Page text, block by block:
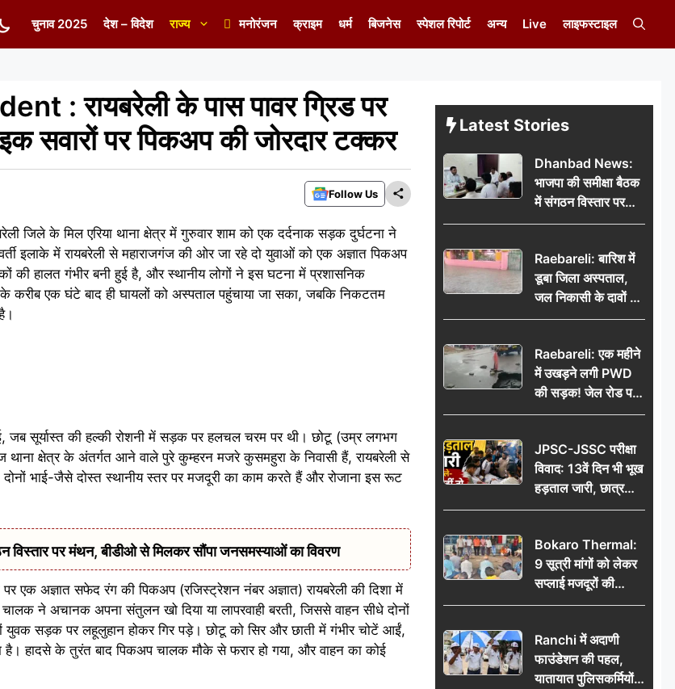
चुनाव 2025 देश – विदेश राज्य मनोरंजन क्राइम धर्म बिजनेस स्पेशल रिपोर्ट अन्य Live लाइफस्टाइल
: रायबरेली के पास पावर ग्रिड पर
सवारों पर पिकअप की जोरदार टक्कर
Follow Us
जिले के मिल एरिया थाना क्षेत्र में गुरुवार शाम को एक दर्दनाक सड़क दुर्घटना ने
इलाके में रायबरेली से महाराजगंज की ओर जा रहे दो युवाओं को एक अज्ञात पिकअप
की हालत गंभीर बनी हुई है, और स्थानीय लोगों ने इस घटना में प्रशासनिक
के करीब एक घंटे बाद ही घायलों को अस्पताल पहुंचाया जा सका, जबकि निकटतम
सूर्यास्त की हल्की रोशनी में सड़क पर हलचल चरम पर थी। छोटू (उम्र लगभग
थाना क्षेत्र के अंतर्गत आने वाले पुरे कुम्हरन मजरे कुसमहुरा के निवासी हैं, रायबरेली से
भाई-जैसे दोस्त स्थानीय स्तर पर मजदूरी का काम करते हैं और रोजाना इस रूट
पर मंथन, बीडीओ से मिलकर सौंपा जनसमस्याओं का विवरण
एक अज्ञात सफेद रंग की पिकअप (रजिस्ट्रेशन नंबर अज्ञात) रायबरेली की दिशा में
ने अचानक अपना संतुलन खो दिया या लापरवाही बरती, जिससे वाहन सीधे दोनों
युवक सड़क पर लहूलुहान होकर गिर पड़े। छोटू को सिर और छाती में गंभीर चोटें आईं,
हादसे के तुरंत बाद पिकअप चालक मौके से फरार हो गया, और वाहन का कोई
Latest Stories
Dhanbad News:
भाजपा की समीक्षा बैठक
में संगठन विस्तार पर
मंथन, बीडीओ से
जनसमस्याओं का विवरण
Raebareli: बारिश में
डूबा जिला अस्पताल,
जल निकासी के दावों की
खुली पोल
Raebareli: एक महीने
में उखड़ने लगी PWD
की सड़क! जेल रोड पर
गड्ढे ने खोली निर्माण
की उठी मांग
JPSC-JSSC परीक्षा
विवाद: 13वें दिन भी भूख
हड़ताल जारी, छात्र
बोले- जांच नहीं तो
Bokaro Thermal:
9 सूत्री मांगों को लेकर
सप्लाई मजदूरों की
हुंकार, 12 अगस्त के
Ranchi में अदाणी
फाउंडेशन की पहल,
यातायात पुलिसकर्मियों